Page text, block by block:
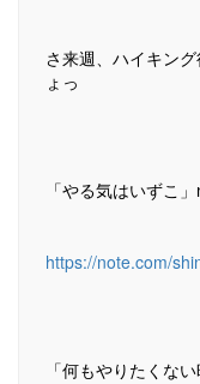
さ来週、ハイキン
ょっ
「やる気はいずこ
https://note.com/
「何もやりたくな